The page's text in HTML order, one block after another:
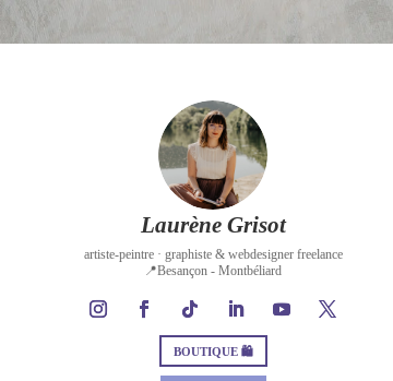
Laurène Grisot
artiste-peintre · graphiste & webdesigner freelance
📍Besançon - Montbéliard
BOUTIQUE 🛍